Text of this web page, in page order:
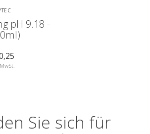
pH 9.18 -
Sie sich für